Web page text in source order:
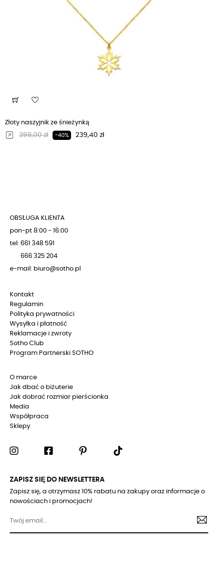
Złoty naszyjnik ze śnieżynką
Regularna cena
399,00 zł -40% Cena
239,40 zł
OBSŁUGA KLIENTA
pon-pt 8:00 - 16:00
tel: 661 348 591
666 325 204
e-mail: biuro@sotho.pl
Kontakt
Regulamin
Polityka prywatności
Wysyłka i płatność
Reklamacje i zwroty
Sotho Club
Program Partnerski SOTHO
O marce
Jak dbać o biżuterie
Jak dobrać rozmiar pierścionka
Media
Współpraca
Sklepy
ZAPISZ SIĘ DO NEWSLETTERA
Zapisz się, a otrzymasz 10% rabatu na zakupy oraz informacje o
nowościach i promocjach!